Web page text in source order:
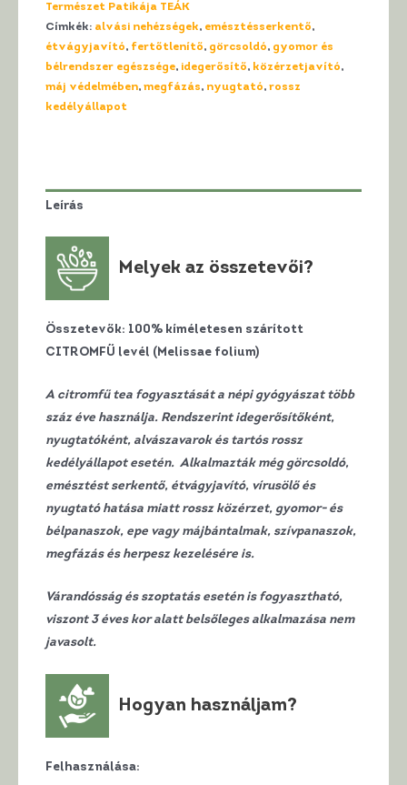
Természet Patikája TEÁK
Címkék: alvási nehézségek, emésztésserkentő,
étvágyjavító, fertőtlenítő, görcsoldó, gyomor és
bélrendszer egészsége, idegerősítő, közérzetjavító,
máj védelmében, megfázás, nyugtató, rossz
kedélyállapot
Leírás
Melyek az összetevői?
Összetevők: 100% kíméletesen szárított
CITROMFŰ levél (Melissae folium)
A citromfű tea fogyasztását a népi gyógyászat több
száz éve használja. Rendszerint idegerősítőként,
nyugtatóként, alvászavarok és tartós rossz
kedélyállapot esetén. Alkalmazták még görcsoldó,
emésztést serkentő, étvágyjavító, vírusölő és
nyugtató hatása miatt rossz közérzet, gyomor- és
bélpanaszok, epe vagy májbántalmak, szívpanaszok,
megfázás és herpesz kezelésére is.
Várandósság és szoptatás esetén is fogyasztható,
viszont 3 éves kor alatt belsőleges alkalmazása nem
javasolt.
Hogyan használjam?
Felhasználása: